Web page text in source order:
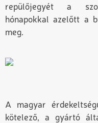
repülőjegyét a
hónapokkal azelőtt a
meg.
A magyar
kötelező, a gyártó